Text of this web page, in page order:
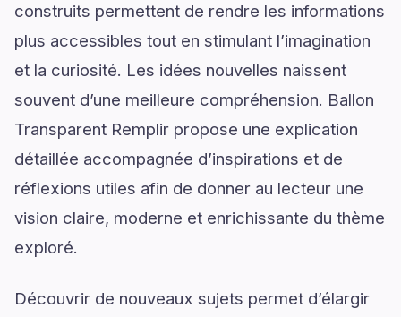
construits permettent de rendre les informations
plus accessibles tout en stimulant l’imagination
et la curiosité. Les idées nouvelles naissent
souvent d’une meilleure compréhension. Ballon
Transparent Remplir propose une explication
détaillée accompagnée d’inspirations et de
réflexions utiles afin de donner au lecteur une
vision claire, moderne et enrichissante du thème
exploré.
Découvrir de nouveaux sujets permet d’élargir